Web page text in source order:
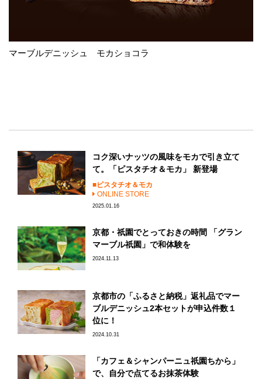
マーブルデニッシュ モカショコラ
コク深いナッツの風味をモカで引き立て
て。「ピスタチオ＆モカ」 新登場
ピスタチオ＆モカ
ONLINE STORE
2025.01.16
京都・祇園でとっておきの時間 「グラン
マーブル祇園」で和体験を
2024.11.13
京都市の「ふるさと納税」返礼品でマー
ブルデニッシュ2本セットが申込件数１
位に！
2024.10.31
「カフェ＆シャンパーニュ祇園ちから」
で、自分で点てるお抹茶体験